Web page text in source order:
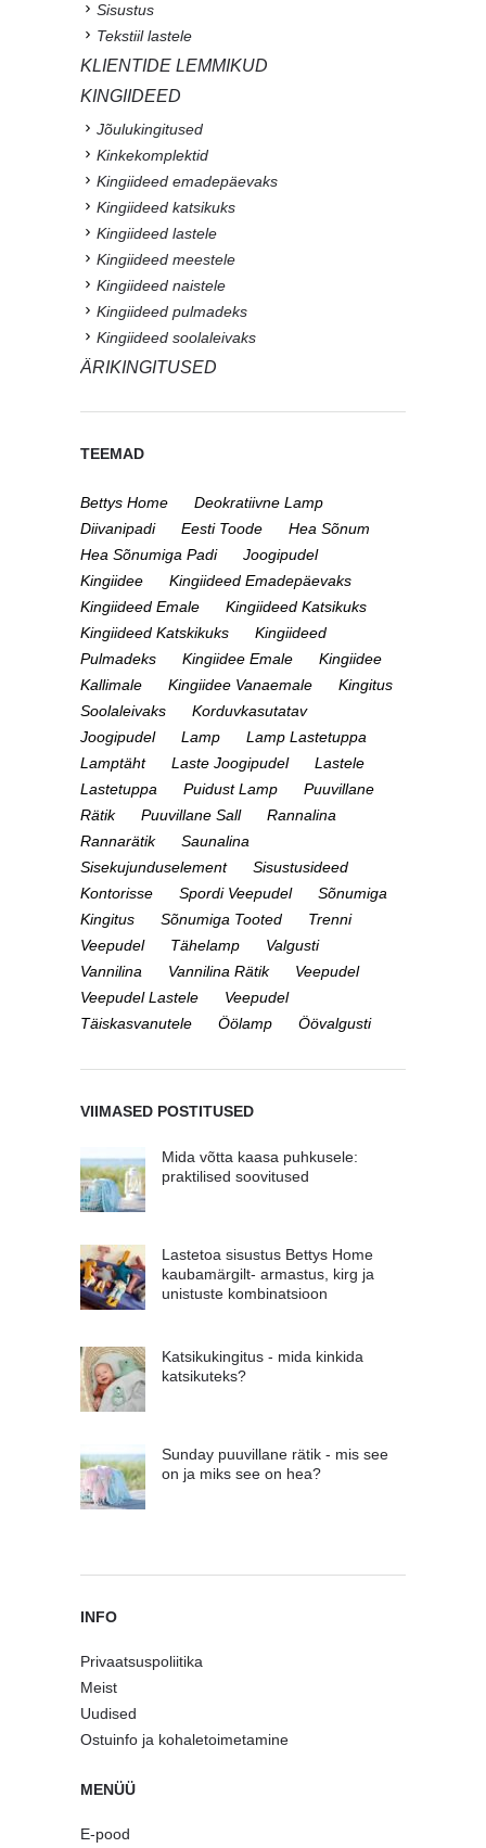
Sisustus
Tekstiil lastele
KLIENTIDE LEMMIKUD
KINGIIDEED
Jõulukingitused
Kinkekomplektid
Kingiideed emadepäevaks
Kingiideed katsikuks
Kingiideed lastele
Kingiideed meestele
Kingiideed naistele
Kingiideed pulmadeks
Kingiideed soolaleivaks
ÄRIKINGITUSED
TEEMAD
Bettys Home
Deokratiivne Lamp
Diivanipadi
Eesti Toode
Hea Sõnum
Hea Sõnumiga Padi
Joogipudel
Kingiidee
Kingiideed Emadepäevaks
Kingiideed Emale
Kingiideed Katsikuks
Kingiideed Katskikuks
Kingiideed
Pulmadeks
Kingiidee Emale
Kingiidee
Kallimale
Kingiidee Vanaemale
Kingitus
Soolaleivaks
Korduvkasutatav
Joogipudel
Lamp
Lamp Lastetuppa
Lamptäht
Laste Joogipudel
Lastele
Lastetuppa
Puidust Lamp
Puuvillane
Rätik
Puuvillane Sall
Rannalina
Rannarätik
Saunalina
Sisekujunduselement
Sisustusideed
Kontorisse
Spordi Veepudel
Sõnumiga
Kingitus
Sõnumiga Tooted
Trenni
Veepudel
Tähelamp
Valgusti
Vannilina
Vannilina Rätik
Veepudel
Veepudel Lastele
Veepudel
Täiskasvanutele
Öölamp Öövalgusti
VIIMASED POSTITUSED
Mida võtta kaasa puhkusele:
praktilised soovitused
Lastetoa sisustus Bettys Home
kaubamärgilt- armastus, kirg ja
unistuste kombinatsioon
Katsikukingitus - mida kinkida
katsikuteks?
Sunday puuvillane rätik - mis see
on ja miks see on hea?
INFO
Privaatsuspoliitika
Meist
Uudised
Ostuinfo ja kohaletoimetamine
MENÜÜ
E-pood